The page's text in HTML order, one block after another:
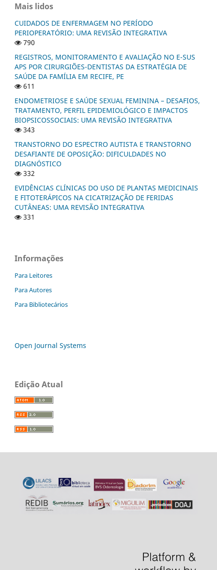
Mais lidos
CUIDADOS DE ENFERMAGEM NO PERÍODO
PERIOPERATÓRIO: UMA REVISÃO INTEGRATIVA
790
REGISTROS, MONITORAMENTO E AVALIAÇÃO NO E-SUS
APS POR CIRURGIÕES-DENTISTAS DA ESTRATÉGIA DE
SAÚDE DA FAMÍLIA EM RECIFE, PE
611
ENDOMETRIOSE E SAÚDE SEXUAL FEMININA – DESAFIOS,
TRATAMENTO, PERFIL EPIDEMIOLÓGICO E IMPACTOS
BIOPSICOSSOCIAIS: UMA REVISÃO INTEGRATIVA
343
TRANSTORNO DO ESPECTRO AUTISTA E TRANSTORNO
DESAFIANTE DE OPOSIÇÃO: DIFICULDADES NO
DIAGNÓSTICO
332
EVIDÊNCIAS CLÍNICAS DO USO DE PLANTAS MEDICINAIS
E FITOTERÁPICOS NA CICATRIZAÇÃO DE FERIDAS
CUTÂNEAS: UMA REVISÃO INTEGRATIVA
331
Informações
Para Leitores
Para Autores
Para Bibliotecários
Open Journal Systems
Edição Atual